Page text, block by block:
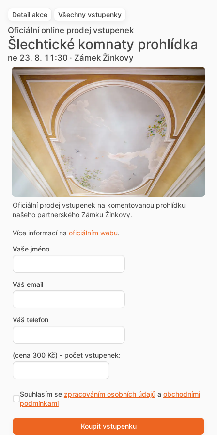
Detail akce Všechny vstupenky
Oficiální online prodej vstupenek
Šlechtické komnaty prohlídka
ne 23. 8. 11:30 · Zámek Žinkovy
Oficiální prodej vstupenek na komentovanou prohlídku
našeho partnerského Zámku Žinkovy.
Více informací na oficiálním webu.
Vaše jméno
Váš email
Váš telefon
(cena 300 Kč) - počet vstupenek:
Souhlasím se zpracováním osobních údajůa obchodními
podmínkami
Koupit vstupenku